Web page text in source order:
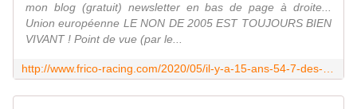
mon blog (gratuit) newsletter en bas de page à droite...
Union européenne LE NON DE 2005 EST TOUJOURS BIEN
VIVANT ! Point de vue (par le...